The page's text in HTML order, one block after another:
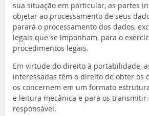
sua situação em particular, as partes
objetar ao processamento de seus
parará o processamento dos dados,
legais que se imponham, para o
procedimentos legais.
Em virtude do direito à portabilidade,
interessadas têm o direito de obter os
os concernem em um formato
e leitura mecânica e para os transmitir
responsável.